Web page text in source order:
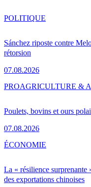
Sánchez riposte contre
rétorsion
07.08.2026
POLITIQUE
Poulets, bovins et ours
07.08.2026
PROAGRICULTURE &
La « résilience surprenante
des exportations chinoises
ÉCONOMIE